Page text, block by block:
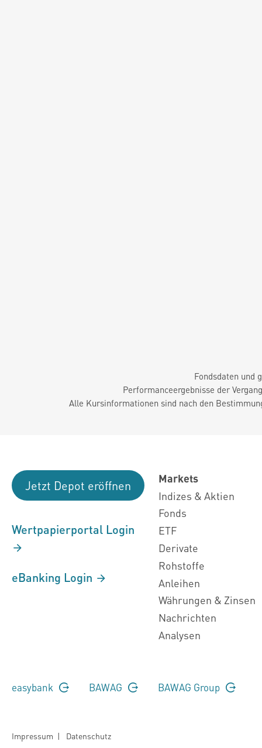
Fondsdaten und
Performanceergebnisse der
Alle Kursinformationen sind nach den
Jetzt Depot eröffnen
Wertpapierportal Login
eBanking Login
Markets
Indizes & Aktien
Fonds
ETF
Derivate
Rohstoffe
Anleihen
Währungen & Zinsen
Nachrichten
Analysen
easybank BAWAG BAWAG Group
Impressum | Datenschutz